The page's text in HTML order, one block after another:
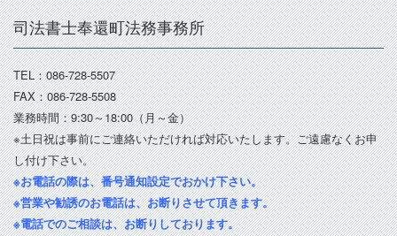
司法書士奉還町法務事務所
TEL：086-728-5507
FAX：086-728-5508
業務時間：9:30～18:00（月～金）
※土日祝は事前にご連絡いただければ対応いたします。ご遠慮なくお申
し付け下さい。
※お電話の際は、番号通知設定でおかけ下さい。
※営業や勧誘のお電話は、お断りさせて頂きます。
※電話でのご相談は、お断りしております。